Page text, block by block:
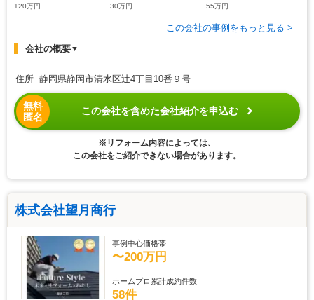
120万円 30万円 55万円
この会社の事例をもっと見る >
会社の概要▼
住所 静岡県静岡市清水区辻4丁目10番９号
無料
匿名
この会社を含めた会社紹介を申込む
※リフォーム内容によっては、
この会社をご紹介できない場合があります。
株式会社望月商行
事例中心価格帯
〜200万円
ホームプロ累計成約件数
58件